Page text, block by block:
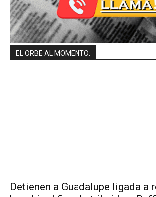
EL ORBE AL MOMENTO:
Detienen a Guadalupe ligada a